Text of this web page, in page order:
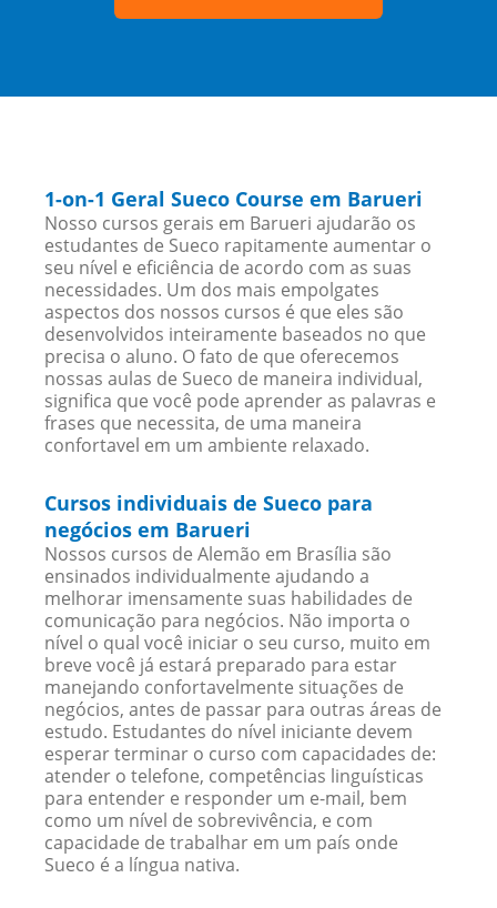
1-on-1 Geral Sueco Course em Barueri
Nosso cursos gerais em Barueri ajudarão os
estudantes de Sueco rapitamente aumentar o
seu nível e eficiência de acordo com as suas
necessidades. Um dos mais empolgates
aspectos dos nossos cursos é que eles são
desenvolvidos inteiramente baseados no que
precisa o aluno. O fato de que oferecemos
nossas aulas de Sueco de maneira individual,
significa que você pode aprender as palavras e
frases que necessita, de uma maneira
confortavel em um ambiente relaxado.
Cursos individuais de Sueco para
negócios em Barueri
Nossos cursos de Alemão em Brasília são
ensinados individualmente ajudando a
melhorar imensamente suas habilidades de
comunicação para negócios. Não importa o
nível o qual você iniciar o seu curso, muito em
breve você já estará preparado para estar
manejando confortavelmente situações de
negócios, antes de passar para outras áreas de
estudo. Estudantes do nível iniciante devem
esperar terminar o curso com capacidades de:
atender o telefone, competências linguísticas
para entender e responder um e-mail, bem
como um nível de sobrevivência, e com
capacidade de trabalhar em um país onde
Sueco é a língua nativa.